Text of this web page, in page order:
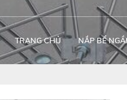
TRANG CHỦ NẮP BỂ